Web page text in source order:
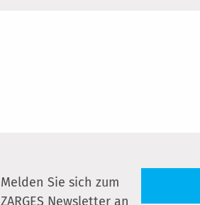
Melden Sie sich zum
ZARGES Newsletter an